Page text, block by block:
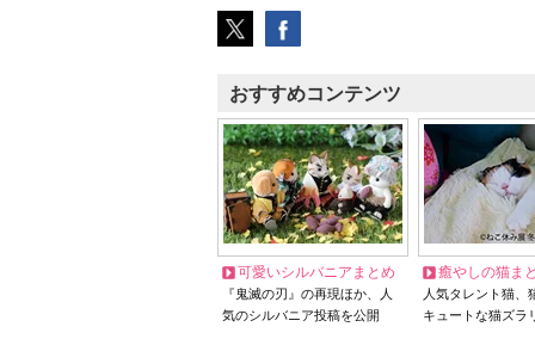
おすすめコンテンツ
可愛いシルバニアまとめ
『鬼滅の刃』の再現ほか、人
気のシルバニア投稿を公開
癒やしの猫ま
人気タレント猫
キュートな猫ズラ